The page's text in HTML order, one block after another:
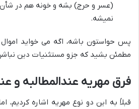
(عسر و حرج) بشه و خونه هم در شأن
نمیشه.
پس حواستون باشه، اگه می خواید
مطمئن بشید که جزو مستثنیات دین
فرق مهریه عندالمطالبه و
قبلاً به این دو نوع مهریه اشاره کردیم،